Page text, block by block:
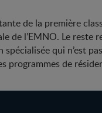
de la première
de l’EMNO. Le reste
qui n’est
programmes de